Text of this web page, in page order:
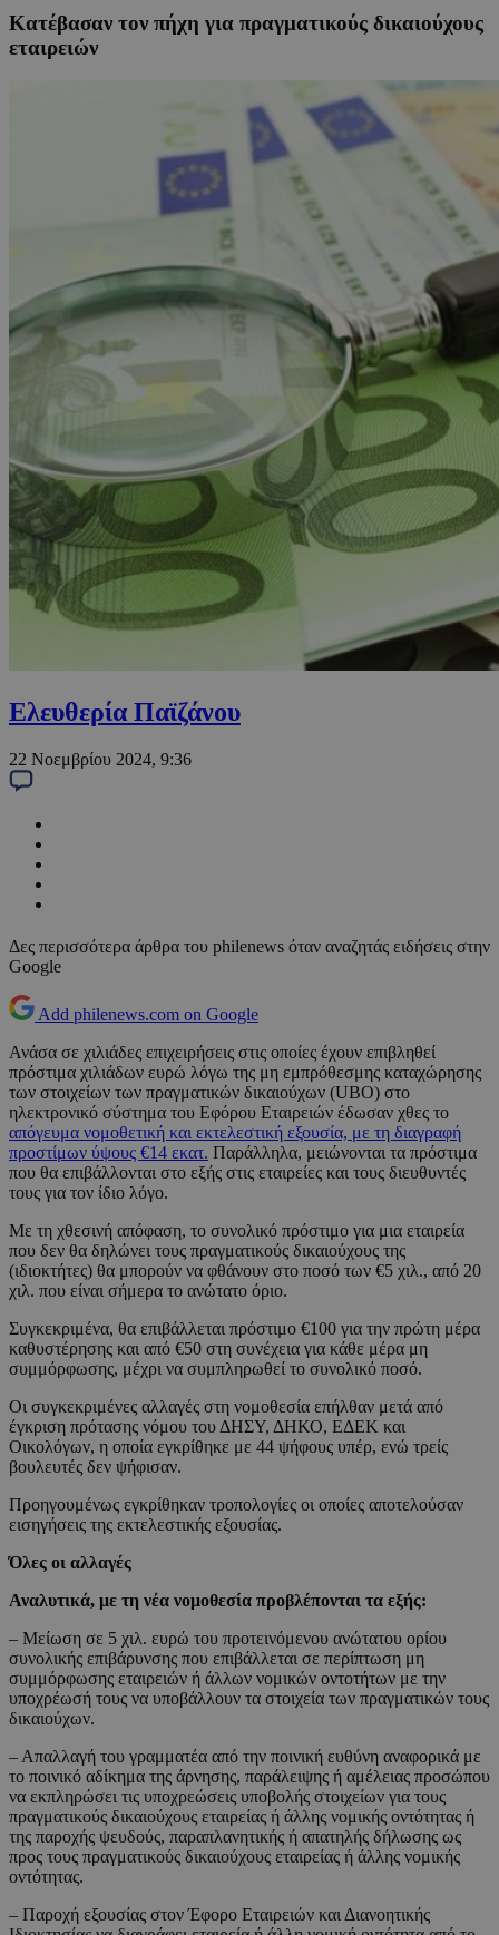
Κατέβασαν τον πήχη για πραγματικούς δικαιούχους
εταιρειών
Ελευθερία Παϊζάνου
22 Νοεμβρίου 2024, 9:36
Δες περισσότερα άρθρα του philenews όταν αναζητάς ειδήσεις στην
Google
Add philenews.com on Google
Ανάσα σε χιλιάδες επιχειρήσεις στις οποίες έχουν επιβληθεί
πρόστιμα χιλιάδων ευρώ λόγω της μη εμπρόθεσμης καταχώρησης
των στοιχείων των πραγματικών δικαιούχων (UBO) στο
ηλεκτρονικό σύστημα του Εφόρου Εταιρειών έδωσαν χθες το
απόγευμα νομοθετική και εκτελεστική εξουσία, με τη διαγραφή
προστίμων ύψους €14 εκατ. Παράλληλα, μειώνονται τα πρόστιμα
που θα επιβάλλονται στο εξής στις εταιρείες και τους διευθυντές
τους για τον ίδιο λόγο.
Με τη χθεσινή απόφαση, το συνολικό πρόστιμο για μια εταιρεία
που δεν θα δηλώνει τους πραγματικούς δικαιούχους της
(ιδιοκτήτες) θα μπορούν να φθάνουν στο ποσό των €5 χιλ., από 20
χιλ. που είναι σήμερα το ανώτατο όριο.
Συγκεκριμένα, θα επιβάλλεται πρόστιμο €100 για την πρώτη μέρα
καθυστέρησης και από €50 στη συνέχεια για κάθε μέρα μη
συμμόρφωσης, μέχρι να συμπληρωθεί το συνολικό ποσό.
Οι συγκεκριμένες αλλαγές στη νομοθεσία επήλθαν μετά από
έγκριση πρότασης νόμου του ΔΗΣΥ, ΔΗΚΟ, ΕΔΕΚ και
Οικολόγων, η οποία εγκρίθηκε με 44 ψήφους υπέρ, ενώ τρείς
βουλευτές δεν ψήφισαν.
Προηγουμένως εγκρίθηκαν τροπολογίες οι οποίες αποτελούσαν
εισηγήσεις της εκτελεστικής εξουσίας.
Όλες οι αλλαγές
Αναλυτικά, με τη νέα νομοθεσία προβλέπονται τα εξής:
– Μείωση σε 5 χιλ. ευρώ του προτεινόμενου ανώτατου ορίου
συνολικής επιβάρυνσης που επιβάλλεται σε περίπτωση μη
συμμόρφωσης εταιρειών ή άλλων νομικών οντοτήτων με την
υποχρέωσή τους να υποβάλλουν τα στοιχεία των πραγματικών τους
δικαιούχων.
– Απαλλαγή του γραμματέα από την ποινική ευθύνη αναφορικά με
το ποινικό αδίκημα της άρνησης, παράλειψης ή αμέλειας προσώπου
να εκπληρώσει τις υποχρεώσεις υποβολής στοιχείων για τους
πραγματικούς δικαιούχους εταιρείας ή άλλης νομικής οντότητας ή
της παροχής ψευδούς, παραπλανητικής ή απατηλής δήλωσης ως
προς τους πραγματικούς δικαιούχους εταιρείας ή άλλης νομικής
οντότητας.
– Παροχή εξουσίας στον Έφορο Εταιρειών και Διανοητικής